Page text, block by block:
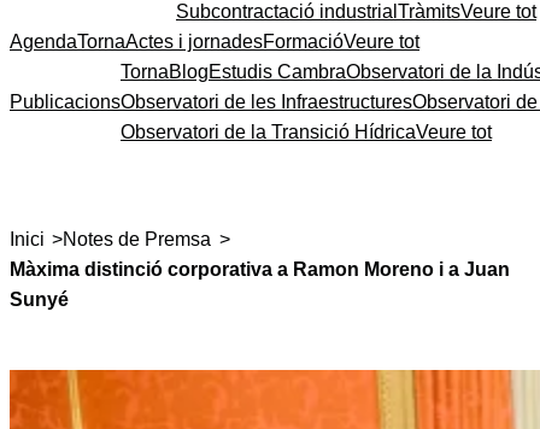
Subcontractació industrial TràmitsVeure tot
AgendaTornaActes i jornadesFormacióVeure tot
Publicacions
TornaBlogEstudis CambraObservatori de la
Observatori de les InfraestructuresObservatori
Observatori de la Transició HídricaVeure tot
Inici >Notes de Premsa >
Màxima distinció corporativa a Ramon Moreno i a Juan
Sunyé